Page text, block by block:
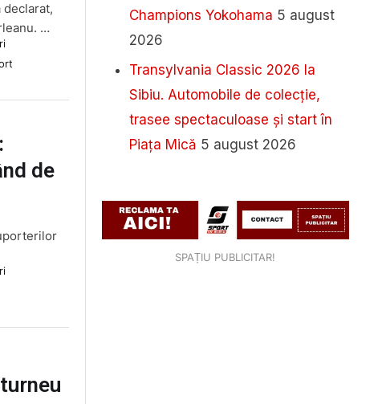
declarat,
…
de
Champions Yokohama 5 august
2026
Transylvania Classic 2026 la
Sibiu. Automobile de colecție,
trasee spectaculoase și start în
Piața Mică 5 august 2026
SPAȚIU PUBLICITAR!